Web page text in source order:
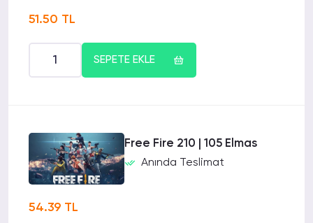
51.50 TL
SEPETE EKLE
Free Fire 210 | 105 Elmas
Anında Teslimat
54.39 TL